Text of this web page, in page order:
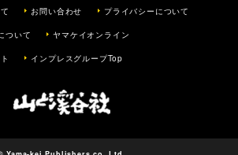
お問い合わせ プライバシーについて
ついて ヤマケイオンライン
インプレスグループTop